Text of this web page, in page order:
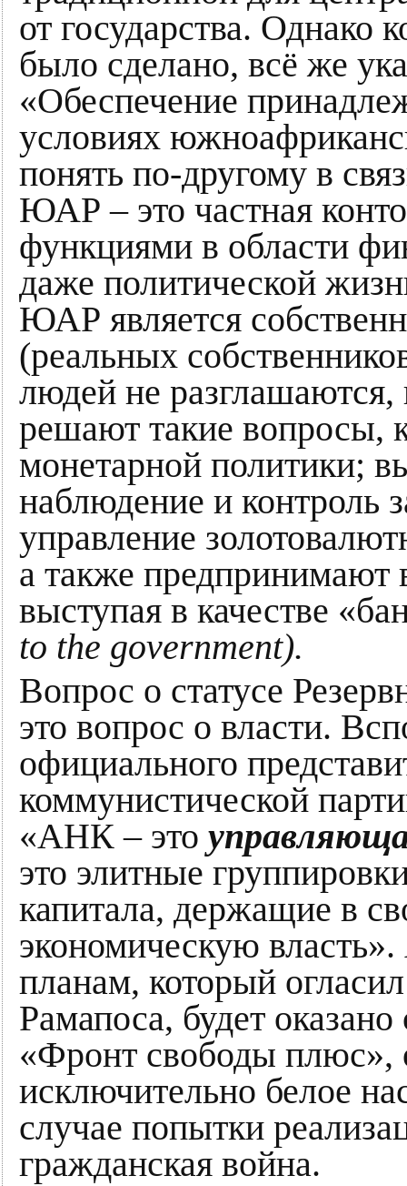
от государства. Однако
было сделано, всё же
«Обеспечение
условиях
понять по-другому в
ЮАР – это частная
функциями в области
даже политической
ЮАР является
(реальных
людей не
решают такие вопросы,
монетарной политики;
наблюдение и контроль
управление
а также предпринимают
выступая в качестве
to the government).
Вопрос о статусе
это вопрос о власти.
официального
коммунистической
«АНК – это
это элитные
капитала, держащие в
экономическую
планам, который
Рамапоса, будет
«Фронт свободы
исключительно белое
случае попытки
гражданская война.